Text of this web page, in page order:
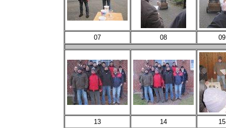
07 08 09
13 14 15